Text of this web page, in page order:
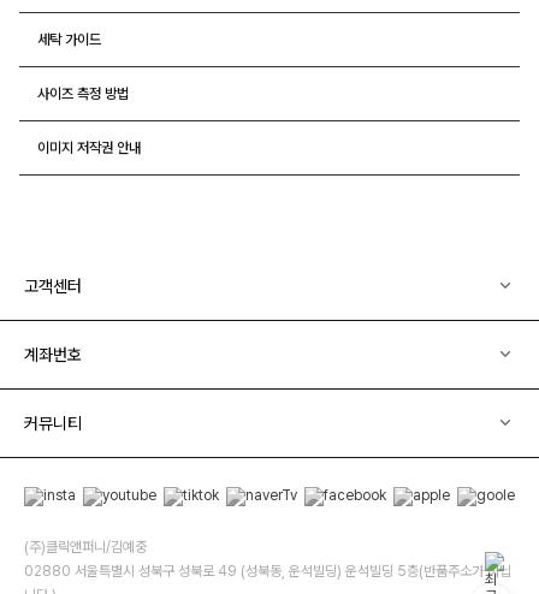
세탁 가이드
사이즈 측정 방법
이미지 저작권 안내
고객센터
계좌번호
커뮤니티
(주)클릭앤퍼니/김예중
02880 서울특별시 성북구 성북로 49 (성북동, 운석빌딩) 운석빌딩 5층(반품주소가 아닙